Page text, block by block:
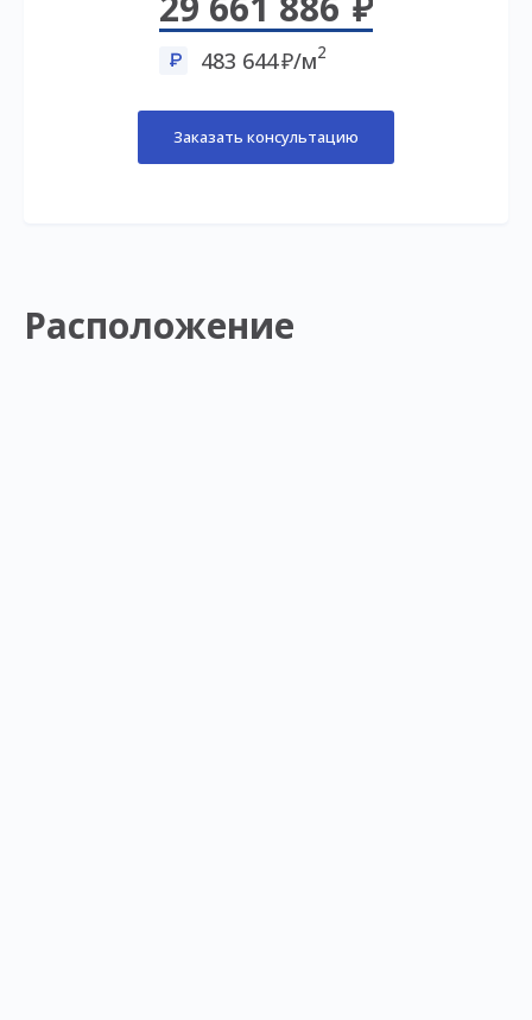
483 644 /м2
Заказать консультацию
Расположение